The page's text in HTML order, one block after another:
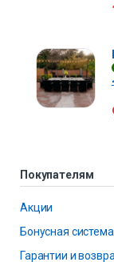
Покупателям
Акции
Бонусная система
Гарантии и